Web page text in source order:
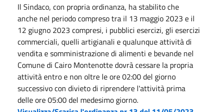
Il Sindaco, con propria ordinanza, ha stabilito che
anche nel periodo compreso tra il 13 maggio 2023 e il
12 giugno 2023 compresi, i pubblici esercizi, gli esercizi
commerciali, quelli artigianali e qualunque attività di
vendita e somministrazione di alimenti e bevande nel
Comune di Cairo Montenotte dovrà cessare la propria
attività entro e non oltre le ore 02:00 del giorno
successivo con divieto di riprendere l'attività prima
delle ore 05:00 del medesimo giorno.